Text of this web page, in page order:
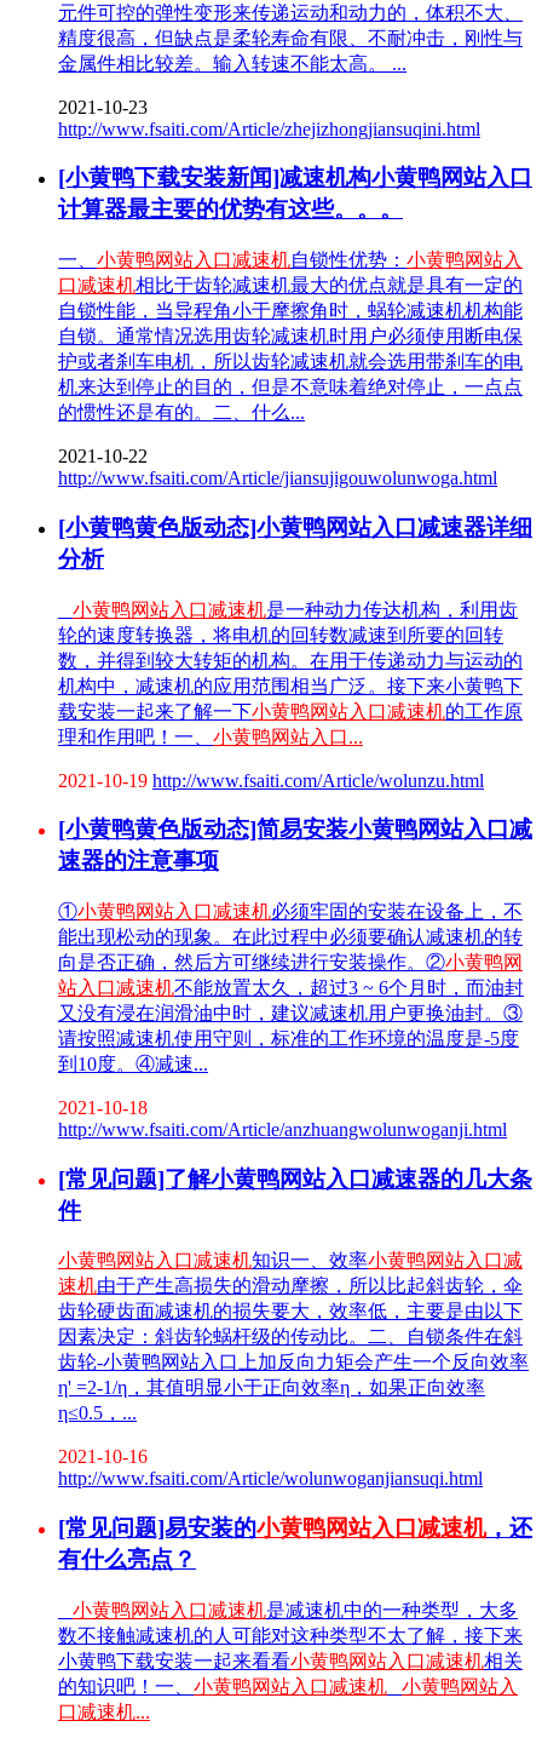
元件可控的弹性变形来传递运动和动力的，体积不大、
精度很高，但缺点是柔轮寿命有限、不耐冲击，刚性与
金属件相比较差。输入转速不能太高。 ...
2021-10-23
http://www.fsaiti.com/Article/zhejizhongjiansuqini.html
[小黄鸭下载安装新闻]减速机构小黄鸭网站入口
计算器最主要的优势有这些。。。
一、 小黄鸭网站入口减速机自锁性优势： 小黄鸭网站入
口减速机相比于齿轮减速机最大的优点就是具有一定的
自锁性能，当导程角小于摩擦角时，蜗轮减速机机构能
自锁。通常情况选用齿轮减速机时用户必须使用断电保
护或者刹车电机，所以齿轮减速机就会选用带刹车的电
机来达到停止的目的，但是不意味着绝对停止，一点点
的惯性还是有的。二、什么...
2021-10-22
http://www.fsaiti.com/Article/jiansujigouwolunwoga.html
[小黄鸭黄色版动态]小黄鸭网站入口减速器详细
分析
小黄鸭网站入口减速机是一种动力传达机构，利用齿
轮的速度转换器，将电机的回转数减速到所要的回转
数，并得到较大转矩的机构。在用于传递动力与运动的
机构中，减速机的应用范围相当广泛。接下来小黄鸭下
载安装一起来了解一下小黄鸭网站入口减速机的工作原
理和作用吧！一、 小黄鸭网站入口...
2021-10-19 http://www.fsaiti.com/Article/wolunzu.html
[小黄鸭黄色版动态]简易安装小黄鸭网站入口减
速器的注意事项
①小黄鸭网站入口减速机必须牢固的安装在设备上，不
能出现松动的现象。在此过程中必须要确认减速机的转
向是否正确，然后方可继续进行安装操作。②小黄鸭网
站入口减速机不能放置太久，超过3 ~ 6个月时，而油封
又没有浸在润滑油中时，建议减速机用户更换油封。③
请按照减速机使用守则，标准的工作环境的温度是-5度
到10度。④减速...
2021-10-18
http://www.fsaiti.com/Article/anzhuangwolunwoganji.html
[常见问题]了解小黄鸭网站入口减速器的几大条
件
小黄鸭网站入口减速机知识一、效率小黄鸭网站入口减
速机由于产生高损失的滑动摩擦，所以比起斜齿轮，伞
齿轮硬齿面减速机的损失要大，效率低，主要是由以下
因素决定：斜齿轮蜗杆级的传动比。二、自锁条件在斜
齿轮-小黄鸭网站入口上加反向力矩会产生一个反向效率
η' =2-1/η，其值明显小于正向效率η，如果正向效率
η≤0.5，...
2021-10-16
http://www.fsaiti.com/Article/wolunwoganjiansuqi.html
[常见问题]易安装的小黄鸭网站入口减速机，还
有什么亮点？
小黄鸭网站入口减速机是减速机中的一种类型，大多
数不接触减速机的人可能对这种类型不太了解，接下来
小黄鸭下载安装一起来看看小黄鸭网站入口减速机相关
的知识吧！一、 小黄鸭网站入口减速机
小黄鸭网站入
口减速机...